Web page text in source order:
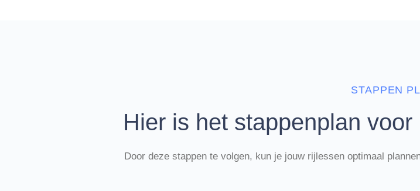
STAPPEN
Hier is het stappenplan
Door deze stappen te volgen, kun je jouw rijlessen optimaal